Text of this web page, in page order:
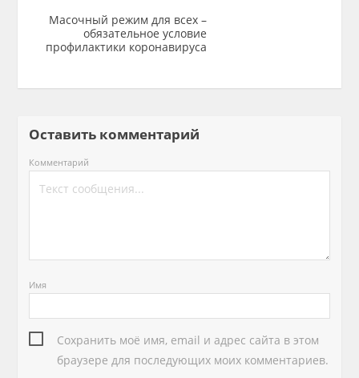
Масочный режим для всех –
обязательное условие
профилактики коронавируса
Оставить комментарий
Комментарий
Имя
Сохранить моё имя, email и адрес сайта в этом
браузере для последующих моих комментариев.